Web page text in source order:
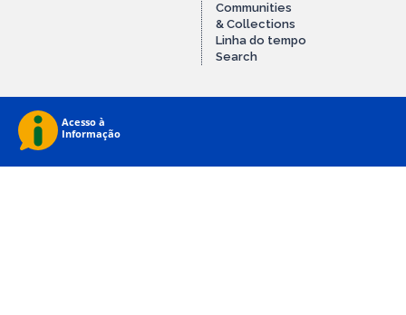
Communities
& Collections
Linha do tempo
Search